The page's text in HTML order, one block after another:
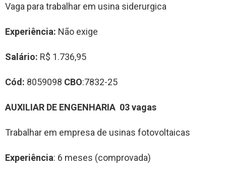
Vaga para trabalhar em usina siderurgica
Experiência: Não exige
Salário: R$ 1.736,95
Cód: 8059098 CBO:7832-25
AUXILIAR DE ENGENHARIA 03 vagas
Trabalhar em empresa de usinas fotovoltaicas
Experiência: 6 meses (comprovada)